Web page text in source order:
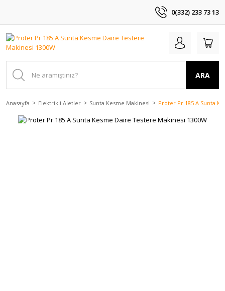
0(332) 233 73 13
ARA
Anasayfa Elektrikli Aletler Sunta Kesme Makinesi Proter Pr 185 A Sunta